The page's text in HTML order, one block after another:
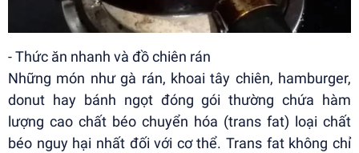
- Thức ăn nhanh và đồ chiên rán
Những món như gà rán, khoai tây chiên, hamburger,
donut hay bánh ngọt đóng gói thường chứa hàm
lượng cao chất béo chuyển hóa (trans fat) loại chất
béo nguy hại nhất đối với cơ thể. Trans fat không chỉ